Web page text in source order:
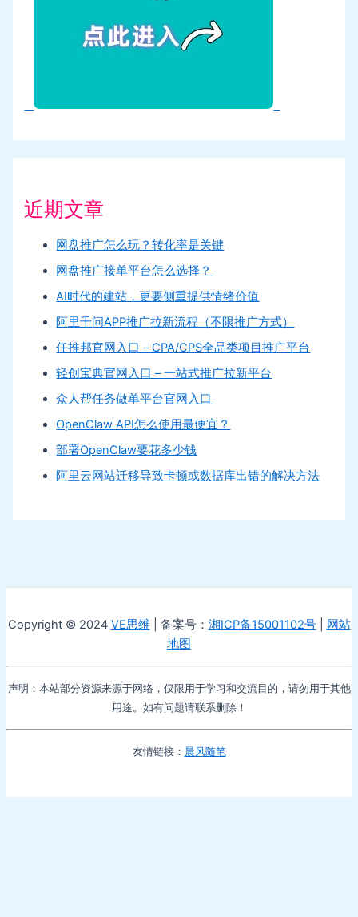
近期文章
网盘推广怎么玩？转化率是关键
网盘推广接单平台怎么选择？
AI时代的建站，更要侧重提供情绪价值
阿里千问APP推广拉新流程（不限推广方式）
任推邦官网入口 – CPA/CPS全品类项目推广平台
轻创宝典官网入口 – 一站式推广拉新平台
众人帮任务做单平台官网入口
OpenClaw API怎么使用最便宜？
部署OpenClaw要花多少钱
阿里云网站迁移导致卡顿或数据库出错的解决方法
Copyright © 2024 VE思维 | 备案号： 湘ICP备15001102号| 网站
地图
声明：本站部分资源来源于网络，仅限用于学习和交流目的，请勿用于其他
用途。如有问题请联系删除！
友情链接： 晨风随笔